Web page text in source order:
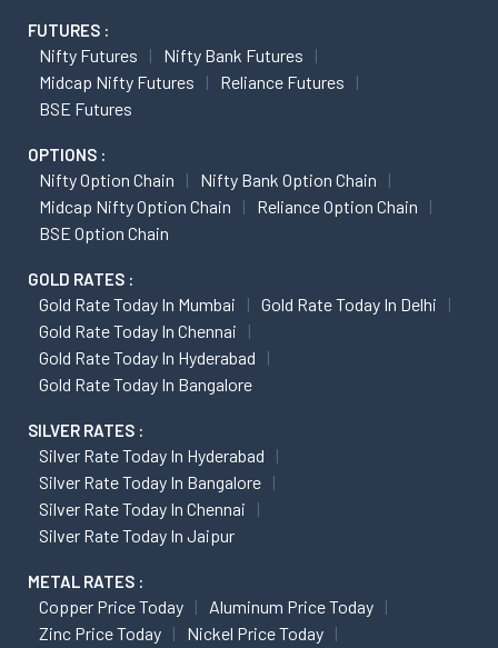
FUTURES :
Nifty Futures
Nifty Bank Futures
Midcap Nifty Futures
Reliance Futures
BSE Futures
OPTIONS :
Nifty Option Chain
Nifty Bank Option Chain
Midcap Nifty Option Chain
Reliance Option Chain
BSE Option Chain
GOLD RATES :
Gold Rate Today In Mumbai
Gold Rate Today In Delhi
Gold Rate Today In Chennai
Gold Rate Today In Hyderabad
Gold Rate Today In Bangalore
SILVER RATES :
Silver Rate Today In Hyderabad
Silver Rate Today In Bangalore
Silver Rate Today In Chennai
Silver Rate Today In Jaipur
METAL RATES :
Copper Price Today
Aluminum Price Today
Zinc Price Today
Nickel Price Today